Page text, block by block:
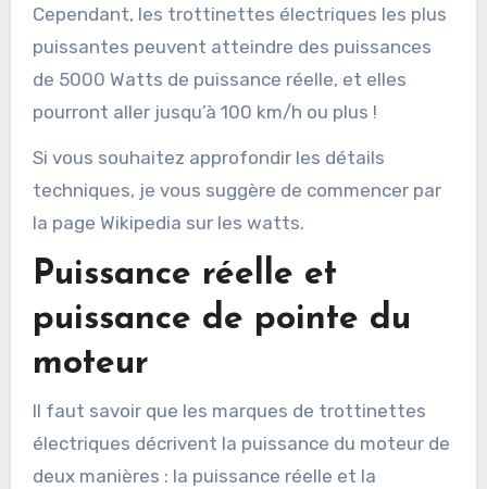
Cependant, les trottinettes électriques les plus
puissantes peuvent atteindre des puissances
de 5000 Watts de puissance réelle, et elles
pourront aller jusqu’à 100 km/h ou plus !
Si vous souhaitez approfondir les détails
techniques, je vous suggère de commencer par
la page Wikipedia sur les watts.
Puissance réelle et
puissance de pointe du
moteur
Il faut savoir que les marques de trottinettes
électriques décrivent la puissance du moteur de
deux manières : la puissance réelle et la